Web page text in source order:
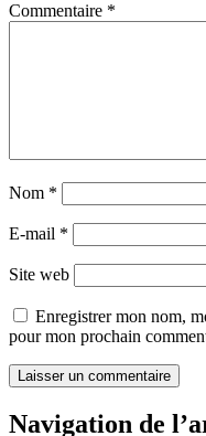
Commentaire *
Nom *
E-mail *
Site web
Enregistrer mon nom,
pour mon prochain
Navigation de